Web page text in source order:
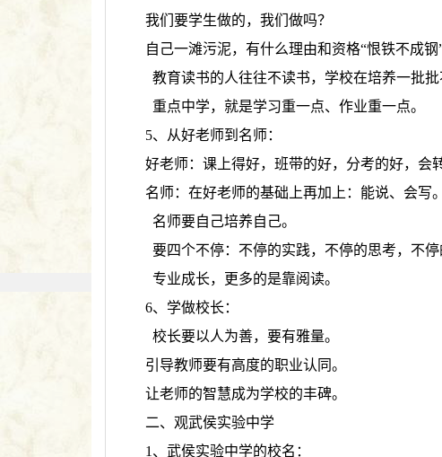
我们要学生做的，我们做吗？
自己一滩污泥，有什么理由和资格“恨铁不成钢”
教育读书的人往往不读书，学校在培养一批批
重点中学，就是学习重一点、作业重一点。
5、从好老师到名师：
好老师：课上得好，班带的好，分考的好，会
名师：在好老师的基础上再加上：能说、会写。
名师要自己培养自己。
要四个不停：不停的实践，不停的思考，不停
专业成长，更多的是靠阅读。
6、学做校长：
校长要以人为善，要有雅量。
引导教师要有高度的职业认同。
让老师的智慧成为学校的丰碑。
二、观武侯实验中学
1、武侯实验中学的校名：